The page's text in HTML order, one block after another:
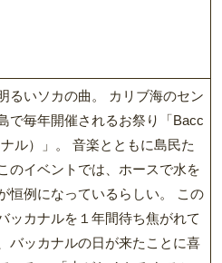
るいソカの曲。 カリブ海のセン
で毎年開催されるお祭り「Bacc
ル）」。 音楽とともに島民た
のイベントでは、ホースで水を
恒例になっているらしい。 この
ッカナルを１年間待ち焦がれて
バッカナルの日が来たことに喜